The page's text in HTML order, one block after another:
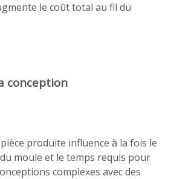
le coût total au fil du
conception
produite influence à la fois le
moule et le temps requis pour
complexes avec des